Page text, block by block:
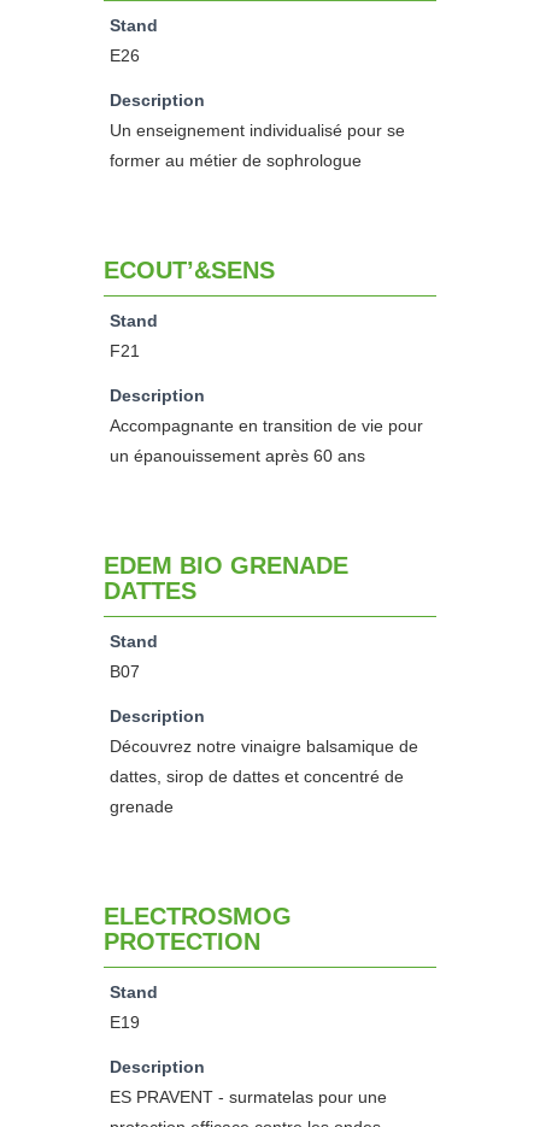
Stand
E26
Description
Un enseignement individualisé pour se
former au métier de sophrologue
ECOUT’&SENS
Stand
F21
Description
Accompagnante en transition de vie pour
un épanouissement après 60 ans
EDEM BIO GRENADE
DATTES
Stand
B07
Description
Découvrez notre vinaigre balsamique de
dattes, sirop de dattes et concentré de
grenade
ELECTROSMOG
PROTECTION
Stand
E19
Description
ES PRAVENT - surmatelas pour une